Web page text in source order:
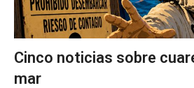
Cinco noticias sobre
mar